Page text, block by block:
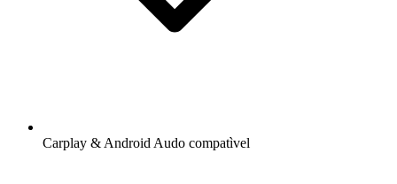
Carplay & Android Audo compatìvel